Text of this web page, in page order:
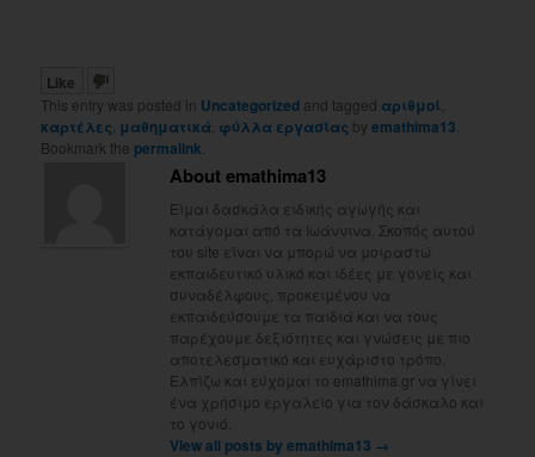
Like
This entry was posted in Uncategorized and tagged αριθμοί
καρτέλες μαθηματικά φύλλα εργασίας byemathima13
Bookmark the permalink
About emathima13
Είμαι δασκάλα ειδικής αγωγής και
κατάγομαι από τα Ιωάννινα. Σκοπός αυτού
του site είναι να μπορώ να μοιραστώ
εκπαιδευτικό υλικό και ιδέες με γονείς και
συναδέλφους, προκειμένου να
εκπαιδεύσουμε τα παιδιά και να τους
παρέχουμε δεξιότητες και γνώσεις με πιο
αποτελεσματικό και ευχάριστο τρόπο.
Ελπίζω και εύχομαι το emathima.gr να γίνει
ένα χρήσιμο εργαλείο για τον δάσκαλο και
το γονιό.
View all posts by emathima13 →